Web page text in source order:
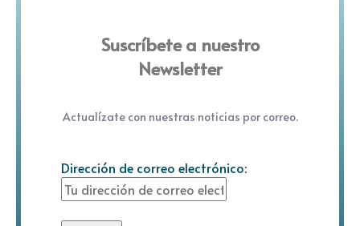
Suscríbete a nuestro
Newsletter
Actualízate con nuestras noticias por correo.
Dirección de correo electrónico: